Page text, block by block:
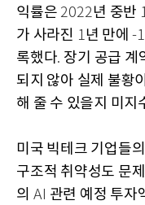
익률은 2022년 중반
가 사라진 1년 만에-
록했다. 장기 공급 계
되지 않아 실제 불황
해 줄 수 있을지 미지
미국 빅테크 기업들
구조적 취약성도 문
의 AI 관련 예정 투자